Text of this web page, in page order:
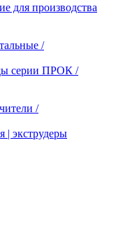
для производства
/
серии ПРОК /
/
| экструдеры